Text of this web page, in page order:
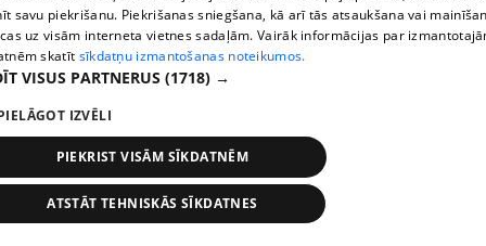
pirms 1 nedēļas, 1 dienas
Ogas un sēnes šogad dārgākas, bet uzpirkšanas
punktos to krietni mazāk
409. epizode
savu piekrišanu. Piekrišanas sniegšana, kā arī tās atsaukšana vai
uz visām interneta vietnes sadaļām. Vairāk informācijas par
skatīt sīkdatņu izmantošanas noteikumos.
VISUS PARTNERUS (1718) →
IZVĒLI
PIEKRIST VISĀM SĪKDATNĒM
ATSTĀT TEHNISKĀS SĪKDATNES